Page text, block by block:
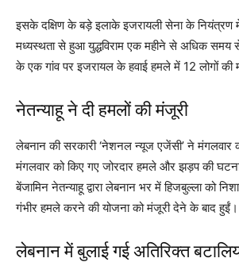
इसके दक्षिण के बड़े इलाके इजरायली सेना के नियंत्रण
मध्यस्थता से हुआ युद्धविराम एक महीने से अधिक समय
के एक गांव पर इजरायल के हवाई हमले में 12 लोगों की
नेतन्याहू ने दी हमलों की मंजूरी
लेबनान की सरकारी ‘नेशनल न्यूज एजेंसी’ ने मंगलवार
मंगलवार को किए गए जोरदार हमले और झड़प की
बेंजामिन नेतन्याहू द्वारा लेबनान भर में हिजबुल्ला को
गंभीर हमले करने की योजना को मंजूरी देने के बाद हुईं।
लेबनान में बुलाई गई अतिरिक्त